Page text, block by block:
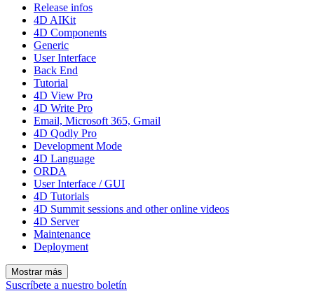
Release infos
4D AIKit
4D Components
Generic
User Interface
Back End
Tutorial
4D View Pro
4D Write Pro
Email, Microsoft 365, Gmail
4D Qodly Pro
Development Mode
4D Language
ORDA
User Interface / GUI
4D Tutorials
4D Summit sessions and other online videos
4D Server
Maintenance
Deployment
Mostrar más
Suscríbete a nuestro boletín